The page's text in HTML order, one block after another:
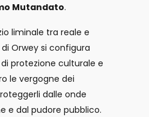
Mutandato.
liminale tra reale e
Orwey si configura
protezione culturale e
le vergogne dei
dalle onde
e dal pudore pubblico.